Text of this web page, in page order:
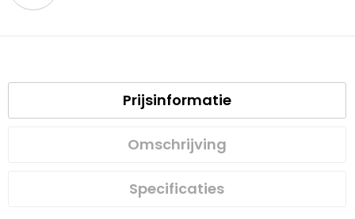
Prijsinformatie
Omschrijving
Specificaties